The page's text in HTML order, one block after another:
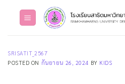
SRISATIT_2567
POSTED ON กันยายน 26, 2024 BY KIDS